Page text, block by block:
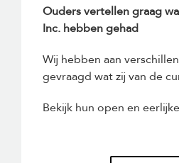
Ouders vertellen graag
Inc. hebben gehad
Wij hebben aan
gevraagd wat zij van de
Bekijk hun open en